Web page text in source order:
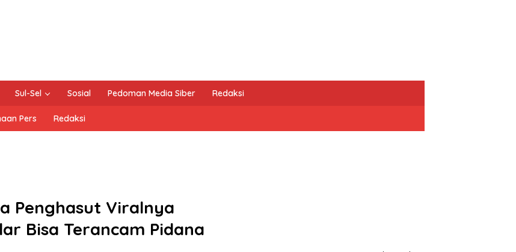
Sul-Sel Sosial Pedoman Media Siber Redaksi
Pers Redaksi
Penghasut Viralnya
Bisa Terancam Pidana